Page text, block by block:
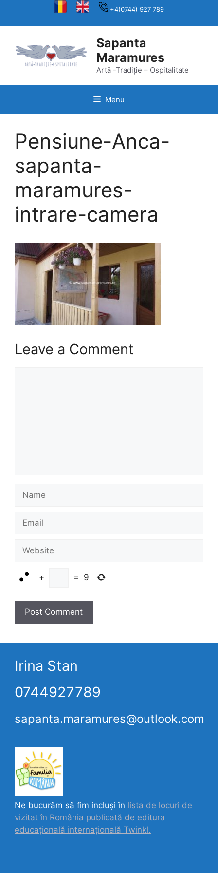
+4(0744) 927 789
Sapanta
Maramures
Artă -Tradiție – Ospitalitate
Menu
Pensiune-Anca-
sapanta-
maramures-
intrare-camera
Leave a Comment
Name
Email
Website
+ = 9
Irina Stan
0744927789
sapanta.maramures@outlook.com
Ne bucurăm să fim incluși în lista de locuri de
vizitat în România publicată de editura
educațională internațională Twinkl.